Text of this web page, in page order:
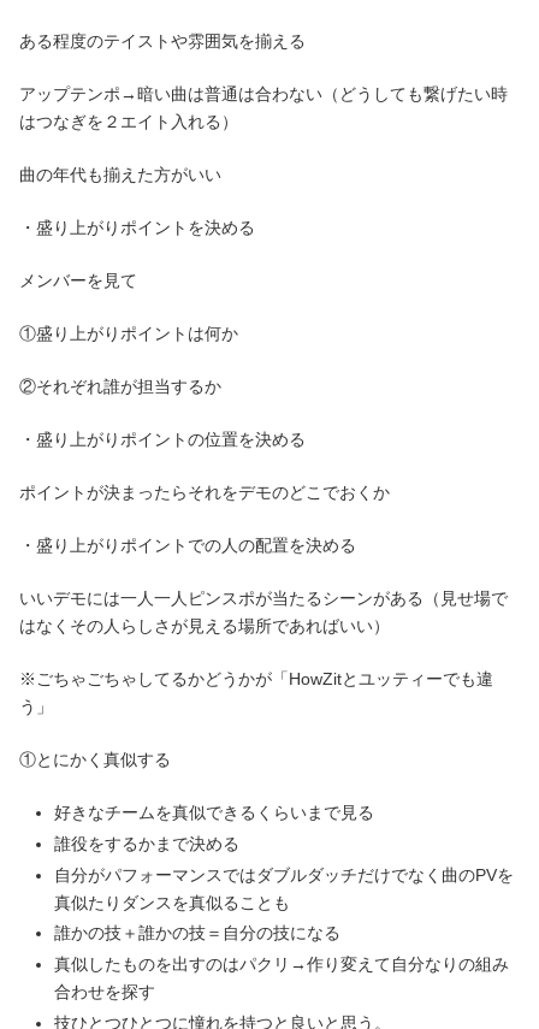
ある程度のテイストや雰囲気を揃える
アップテンポ→暗い曲は普通は合わない（どうしても繋げたい時
はつなぎを２エイト入れる）
曲の年代も揃えた方がいい
・盛り上がりポイントを決める
メンバーを見て
①盛り上がりポイントは何か
②それぞれ誰が担当するか
・盛り上がりポイントの位置を決める
ポイントが決まったらそれをデモのどこでおくか
・盛り上がりポイントでの人の配置を決める
いいデモには一人一人ピンスポが当たるシーンがある（見せ場で
はなくその人らしさが見える場所であればいい）
※ごちゃごちゃしてるかどうかが「HowZitとユッティーでも違
う」
①とにかく真似する
好きなチームを真似できるくらいまで見る
誰役をするかまで決める
自分がパフォーマンスではダブルダッチだけでなく曲のPVを
真似たりダンスを真似ることも
誰かの技＋誰かの技＝自分の技になる
真似したものを出すのはパクリ→作り変えて自分なりの組み
合わせを探す
技ひとつひとつに憧れを持つと良いと思う。